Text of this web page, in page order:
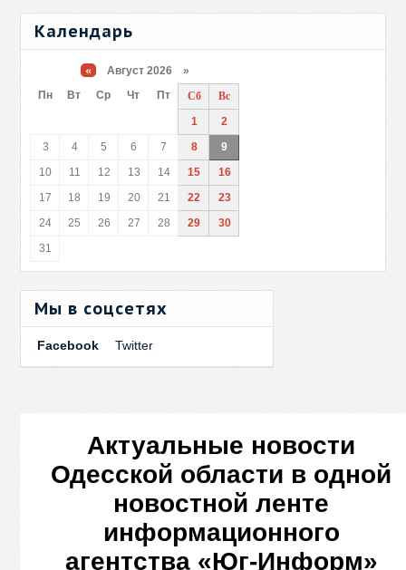
Календарь
« Август 2026 »
Пн
Вт Ср Чт Пт Сб
Вс
1
2
3
4 5 6 7 8
9
10
11 12 13 14 15
16
17
18 19 20 21 22
23
24
25 26 27 28 29
30
31
Мы в соцсетях
Facebook Twitter
Актуальные новости
Одесской области в одной
новостной ленте
информационного
агентства «Юг-Информ»